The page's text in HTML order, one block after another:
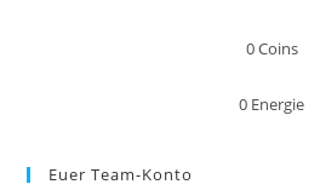
0Coins
0 Energie
Euer Team-Konto